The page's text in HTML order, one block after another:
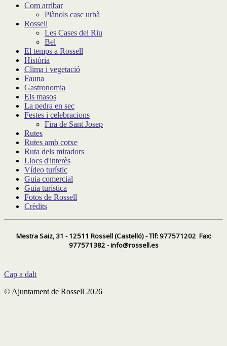
Com arribar
Plànols casc urbà
Rossell
Les Cases del Riu
Bel
El temps a Rossell
Història
Clima i vegetació
Fauna
Gastronomia
Els masos
La pedra en sec
Festes i celebracions
Fira de Sant Josep
Rutes
Rutes amb cotxe
Ruta dels miradors
Llocs d'interès
Vídeo turístic
Guia comercial
Guia turística
Fotos de Rossell
Crèdits
Mestra Saiz, 31 - 12511 Rossell (Castelló) - Tlf: 977571202 Fax:
977571382 - info@rossell.es
Cap a dalt
© Ajuntament de Rossell 2026